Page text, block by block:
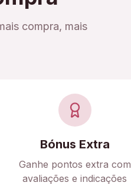
compra, mais
Bónus Extra
Ganhe pontos extra com
avaliações e indicações